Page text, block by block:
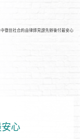
中徵信社合約由律師見證先辦後付最安心
心